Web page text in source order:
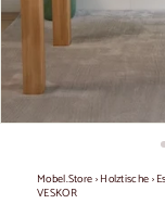
Mobel.Store›Holztische›
VESKOR